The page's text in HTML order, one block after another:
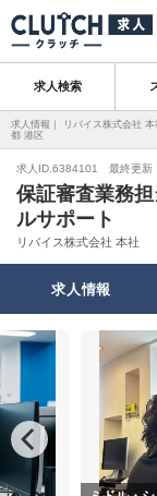
求人検索
求人情報｜ リバイス株式会社
都 港区
求人ID.6384101 最終更新
保証審査業務
ルサポート
リバイス株式会社 本社
求人情報